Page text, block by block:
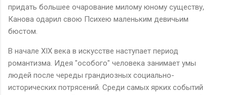
придать большее очарование милому юному существу,
Канова одарил свою Психею маленьким девичьим
бюстом.
В начале XIX века в искусстве наступает период
романтизма. Идея "особого" человека занимает умы
людей после череды грандиозных социально-
исторических потрясений. Среди самых ярких событий